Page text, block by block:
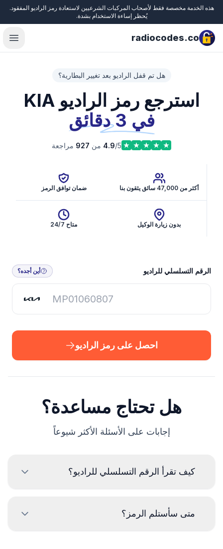
هذه الخدمة مخصصة فقط لأصحاب المركبات الشرعيين لاستعادة رمز الراديو المفقود.
يُحظر إساءة الاستخدام بشدة.
radiocodes.co
هل تم قفل الراديو بعد تغيير البطارية؟
استرجع رمز الراديو KIA
في 3 دقائق
4.9/5 من 927 مراجعة
أكثر من 47,000 سائق يثقون بنا ضمان توافق الرمز
بدون زيارة الوكيل متاح 24/7
احصل على رمز الراديو
الرقم التسلسلي للراديو أين أجده؟
احصل على رمز الراديو
هل تحتاج مساعدة؟
إجابات على الأسئلة الأكثر شيوعاً
كيف تقرأ الرقم التسلسلي للراديو؟
الكود من الملصق على جسم الراديو. عادةً ما يكون الرقم
التسلسلي أعلى أو أسفل الرمز الشريطي. أمثلة:
متى سأستلم الرمز؟